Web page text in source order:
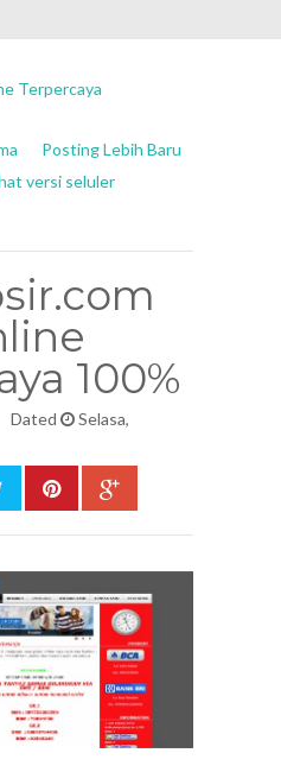
Terpercaya
Posting Lebih Baru
versi seluler
100%
Dated
Selasa,